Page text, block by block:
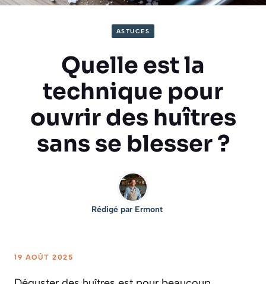
ASTUCES
Quelle est la
technique pour
ouvrir des huîtres
sans se blesser ?
Rédigé par Ermont
19 AOÛT 2025